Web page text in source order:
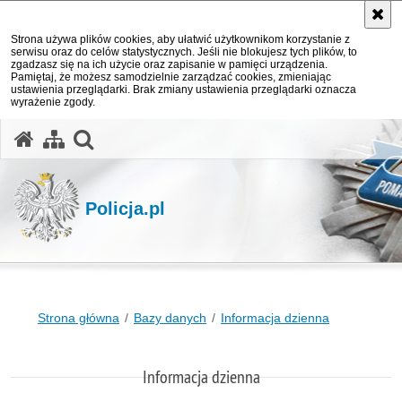
Strona używa plików cookies, aby ułatwić użytkownikom korzystanie z
serwisu oraz do celów statystycznych. Jeśli nie blokujesz tych plików, to
zgadzasz się na ich użycie oraz zapisanie w pamięci urządzenia.
Pamiętaj, że możesz samodzielnie zarządzać cookies, zmieniając
ustawienia przeglądarki. Brak zmiany ustawienia przeglądarki oznacza
wyrażenie zgody.
Policja.pl
Strona główna Bazy danych Informacja dzienna
Informacja dzienna